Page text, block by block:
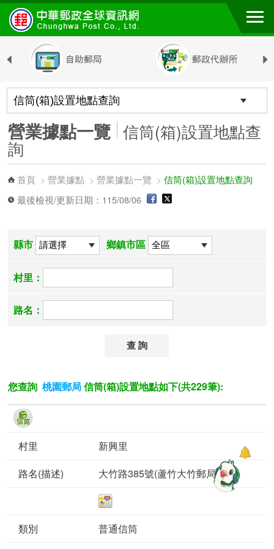
跳到主要內容區塊
營業據點一覽 信筒(箱)設置地點查
詢
首頁 >營業據點 >營業據點一覽 >信筒(箱)設置地點查詢
最後檢視/更新日期：115/08/06
縣市 鄉鎮市區
村里：
路名：
您查詢桃園郵局 信筒(箱)設置地點如下(共229筆):
新興里
大竹路385號(蘆竹大竹郵局門口)
普通信筒